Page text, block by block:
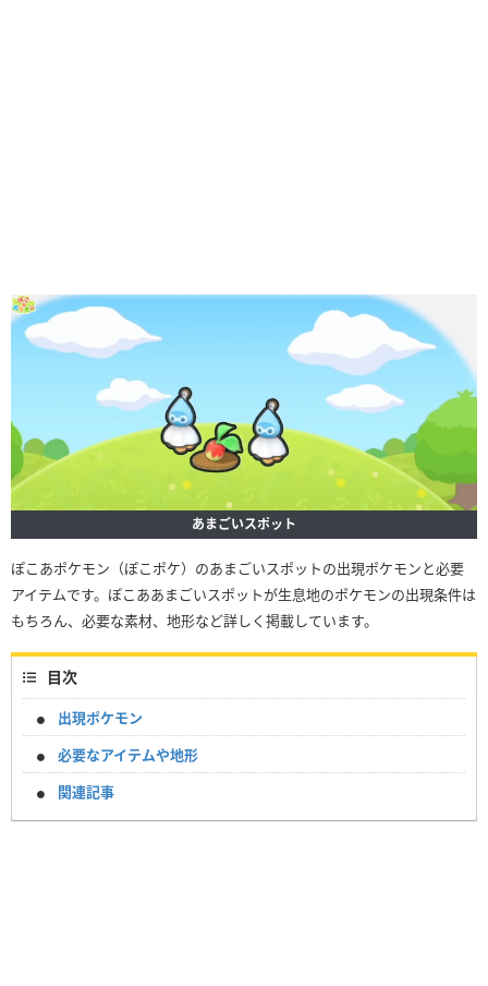
あまごいスポット
ぽこあポケモン（ぽこポケ）のあまごいスポットの出現ポケモンと必要
アイテムです。ぽこああまごいスポットが生息地のポケモンの出現条件は
もちろん、必要な素材、地形など詳しく掲載しています。
目次
出現ポケモン
必要なアイテムや地形
関連記事